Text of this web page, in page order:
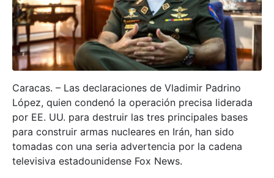
Caracas. – Las declaraciones de Vladimir Padrino
López, quien condenó la operación precisa liderada
por EE. UU. para destruir las tres principales bases
para construir armas nucleares en Irán, han sido
tomadas con una seria advertencia por la cadena
televisiva estadounidense Fox News.